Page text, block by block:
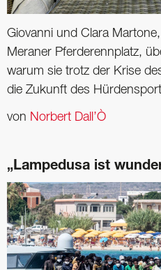
Giovanni und Clara
Meraner Pferderennplatz,
warum sie trotz der Krise
die Zukunft des
von Norbert Dall’Ò
„Lampedusa ist